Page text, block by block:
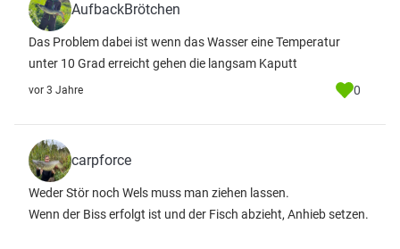
AufbackBrötchen
Das Problem dabei ist wenn das Wasser eine Temperatur
unter 10 Grad erreicht gehen die langsam Kaputt
vor 3 Jahre 0
carpforce
Weder Stör noch Wels muss man ziehen lassen.
Wenn der Biss erfolgt ist und der Fisch abzieht, Anhieb setzen.